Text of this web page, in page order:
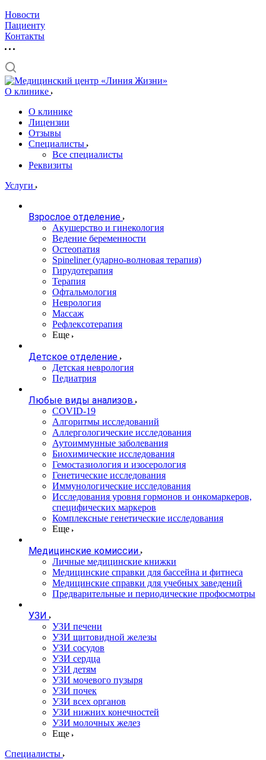
Новости
Пациенту
Контакты
О клинике
О клинике
Лицензии
Отзывы
Специалисты
Все специалисты
Реквизиты
Услуги
Взрослое отделение
Акушерство и гинекология
Ведение беременности
Остеопатия
Spineliner (ударно-волновая терапия)
Гирудотерапия
Терапия
Офтальмология
Неврология
Массаж
Рефлексотерапия
Еще
Детское отделение
Детская неврология
Педиатрия
Любые виды анализов
COVID-19
Алгоритмы исследований
Аллергологические исследования
Аутоиммунные заболевания
Биохимические исследования
Гемостазиология и изосерология
Генетические исследования
Иммунологические исследования
Исследования уровня гормонов и онкомаркеров,
специфических маркеров
Комплексные генетические исследования
Еще
Медицинские комиссии
Личные медицинские книжки
Медицинские справки для бассейна и фитнеса
Медицинские справки для учебных заведений
Предварительные и периодические профосмотры
УЗИ
УЗИ печени
УЗИ щитовидной железы
УЗИ сосудов
УЗИ сердца
УЗИ детям
УЗИ мочевого пузыря
УЗИ почек
УЗИ всех органов
УЗИ нижних конечностей
УЗИ молочных желез
Еще
Специалисты